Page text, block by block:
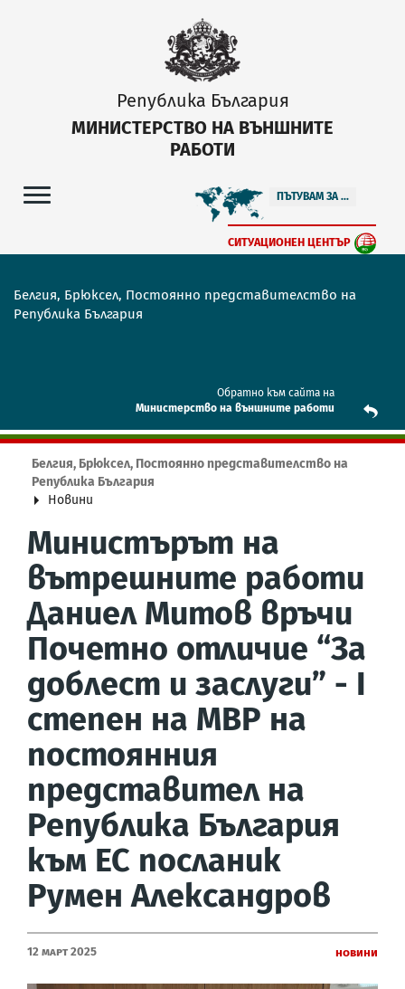
Република България
МИНИСТЕРСТВО НА ВЪНШНИТЕ
РАБОТИ
ПЪТУВАМ ЗА ...
СИТУАЦИОНЕН ЦЕНТЪР
Белгия, Брюксел, Постоянно представителство на
Република България
Обратно към сайта на
Mинистерство на външните работи
Белгия, Брюксел, Постоянно представителство на
Република България
Новини
Министърът на
вътрешните работи
Даниел Митов връчи
Почетно отличие “За
доблест и заслуги” - I
степен на МВР на
постоянния
представител на
Република България
към ЕС посланик
Румен Александров
12 Март 2025 Новини